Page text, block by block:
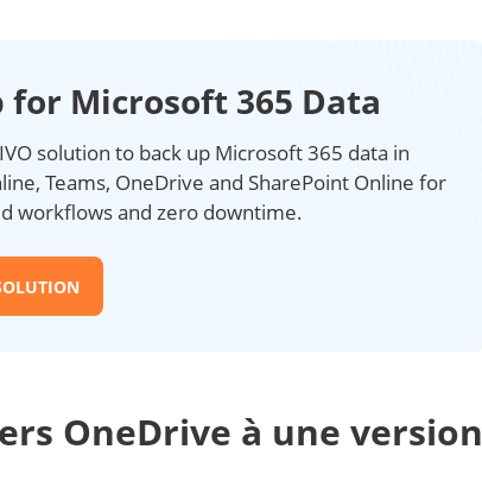
for Microsoft 365 Data
solution to back up Microsoft 365 data in
Teams, OneDrive and SharePoint Online for
workflows and zero downtime.
OneDrive à une version